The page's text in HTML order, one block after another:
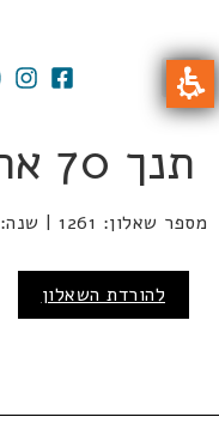
תנך 70 אחוז 2023
מספר שאלון: 1261 | שנה: 2023 | מקצוע: תנ"ך | מועד: חורף
להורדת השאלון